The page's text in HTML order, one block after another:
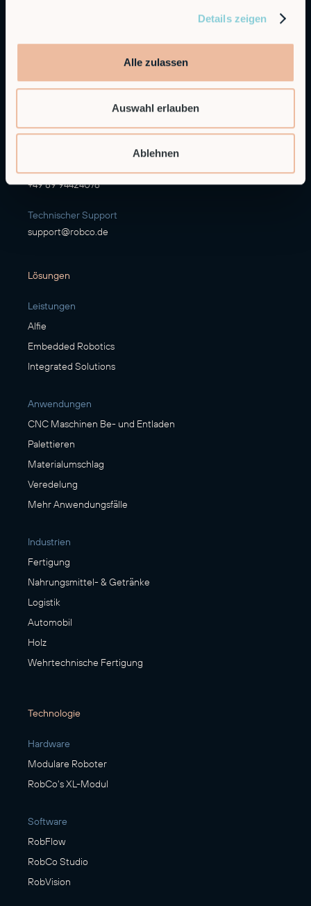
Details zeigen
Alle zulassen
Auswahl erlauben
Ablehnen
RobCo GmbH
Allgemeine Anfragen
sales@robco.de
+49 89 94424076
Technischer Support
support@robco.de
Lösungen
Leistungen
Alfie
Embedded Robotics
Integrated Solutions
Anwendungen
CNC Maschinen Be- und Entladen
Palettieren
Materialumschlag
Veredelung
Mehr Anwendungsfälle
Industrien
Fertigung
Nahrungsmittel- & Getränke
Logistik
Automobil
Holz
Wehrtechnische Fertigung
Technologie
Hardware
Modulare Roboter
RobCo's XL-Modul
Software
RobFlow
RobCo Studio
RobVision